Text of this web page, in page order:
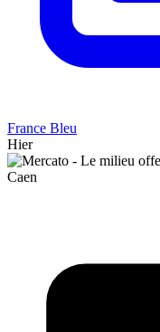
France Bleu
Hier